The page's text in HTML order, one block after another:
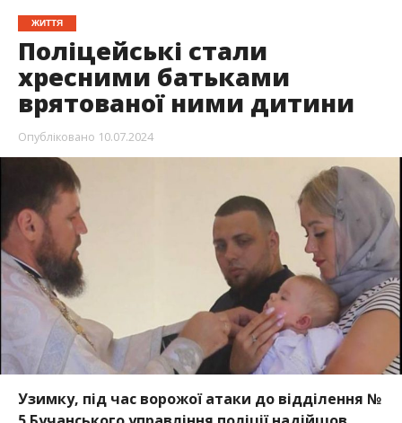
ЖИТТЯ
Поліцейські стали
хресними батьками
врятованої ними дитини
Опубліковано 10.07.2024
Узимку, під час ворожої атаки до відділення №